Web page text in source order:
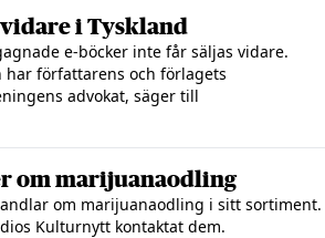
i Tyskland
e-böcker inte får säljas vidare.
författarens och förlagets
advokat, säger till
om marijuanaodling
om marijuanaodling i sitt sortiment.
Kulturnytt kontaktat dem.